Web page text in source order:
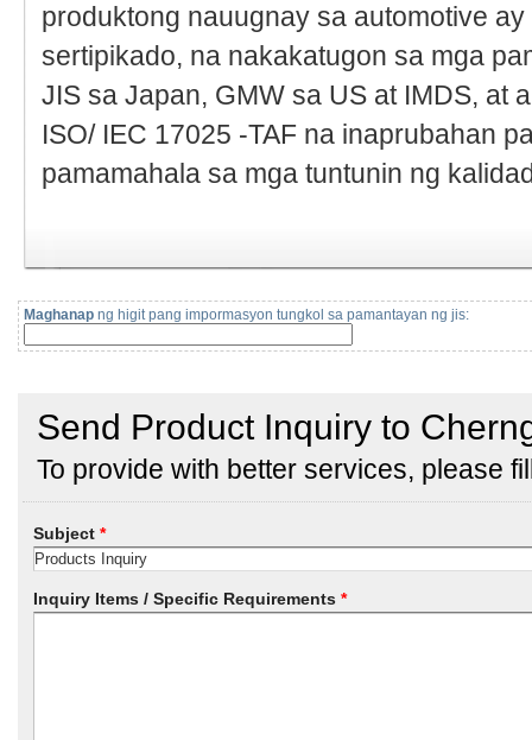
produktong nauugnay sa automotive
sertipikado, na nakakatugon sa mga
JIS sa Japan, GMW sa US at IMDS, at
ISO/ IEC 17025 -TAF na inaprubahan
pamamahala sa mga tuntunin ng
Maghanap ng higit pang impormasyon tungkol sa pamantayan ng jis: